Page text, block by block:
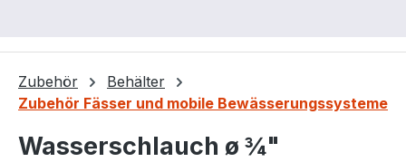
Zubehör
Behälter
Zubehör Fässer und mobile Bewässerungssysteme
Wasserschlauch ø ¾"